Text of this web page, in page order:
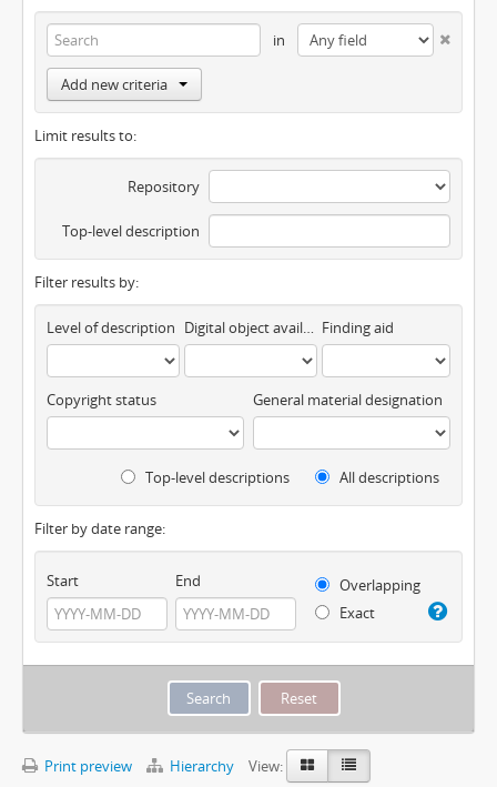
in
Add new criteria
Limit results to:
Repository
Top-level description
Filter results by:
Level of description Digital object available Finding aid
Copyright status General material designation
Top-level descriptions All descriptions
Filter by date range:
Start End
Overlapping
Exact
Print preview Hierarchy
View: